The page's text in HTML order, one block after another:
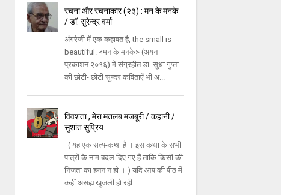
रचना और रचनाकार (२३) : मन के मनके
/ डॉ. सुरेन्द्र वर्मा
अंगरेजी में एक कहावत है, the small is
beautiful. <मन के मनके> (अयन
प्रकाशन २०१६) में संग्रहीत डा. सुधा गुप्ता
की छोटी- छोटी सुन्दर कविताएँ भी अ...
विवशता , मेरा मतलब मजबूरी / कहानी /
सुशांत सुप्रिय
( यह एक सत्य-कथा है । इस कथा के सभी
पात्रों के नाम बदल दिए गए हैं ताकि किसी की
निजता का हनन न हो । ) यदि आप की पीठ में
कहीं असह्य खुजली हो रही...